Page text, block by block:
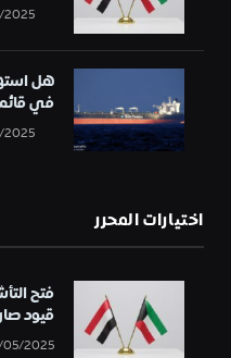
هل
في
2025
اختيارات المحرر
فتح
قيود
05/2025